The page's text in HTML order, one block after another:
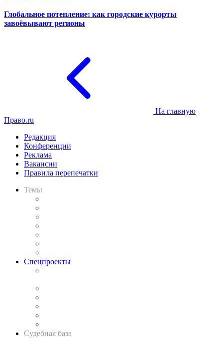
Глобальное потепление: как городские курорты
завоёвывают регионы
На главную
Право.ru
Редакция
Конференции
Реклама
Вакансии
Правила перепечатки
Темы
Спецпроекты
Судебная база